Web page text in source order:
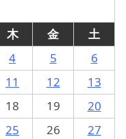
木 金
土
4 5
6
11 12
13
18 19
20
25 26
27